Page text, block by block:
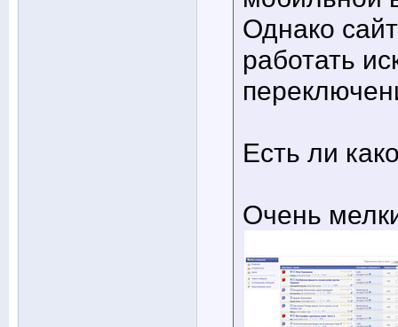
Однако
работать
Есть ли
Очень